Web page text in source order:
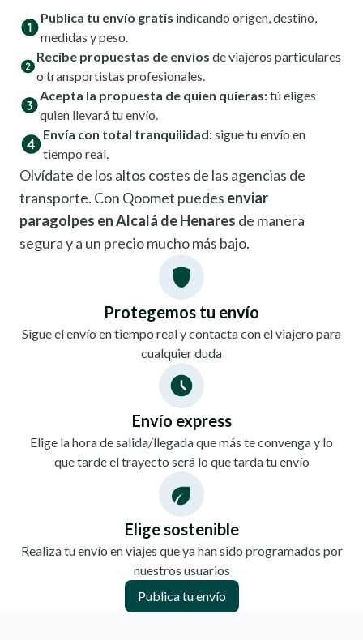
Publica tu envío gratis indicando origen, destino,
medidas y peso.
Recibe propuestas de envíos de viajeros particulares
o transportistas profesionales.
Acepta la propuesta de quien quieras:tú eliges
quien llevará tu envío.
Envía con total tranquilidad:sigue tu envío en
tiempo real.
Olvídate de los altos costes de las agencias de
transporte. Con Qoomet puedes enviar
paragolpes en Alcalá de Henares de manera
segura y a un precio mucho más bajo.
Protegemos tu envío
Sigue el envío en tiempo real y contacta con el viajero para
cualquier duda
Envío express
Elige la hora de salida/llegada que más te convenga y lo
que tarde el trayecto será lo que tarda tu envío
Elige sostenible
Realiza tu envío en viajes que ya han sido programados por
nuestros usuarios
Publica tu envío